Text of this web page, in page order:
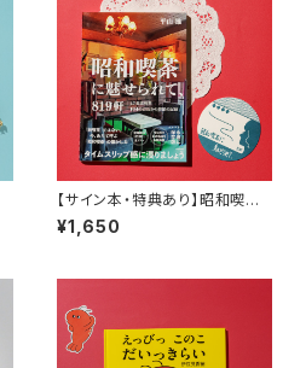
【サイン本・特典あり】昭和喫茶
に魅せられて、819軒
¥1,650